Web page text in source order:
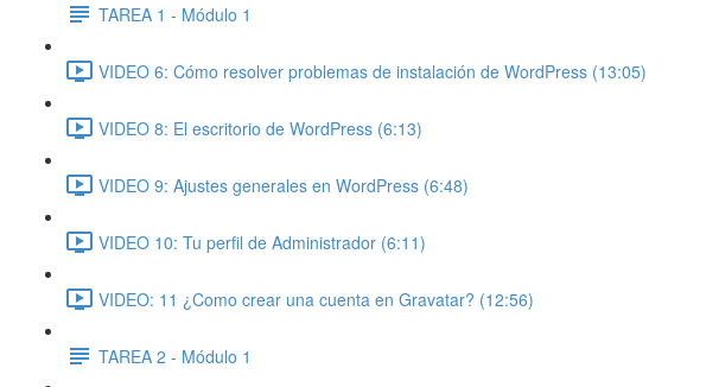
TAREA 1 - Módulo 1
VIDEO 6: Cómo resolver problemas de instalación de WordPress (13:05)
VIDEO 8: El escritorio de WordPress (6:13)
VIDEO 9: Ajustes generales en WordPress (6:48)
VIDEO 10: Tu perfil de Administrador (6:11)
VIDEO: 11 ¿Como crear una cuenta en Gravatar? (12:56)
TAREA 2 - Módulo 1